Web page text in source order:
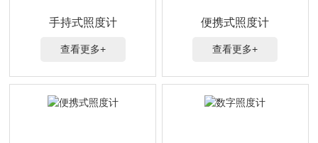
手持式照度计
查看更多+
便携式照度计
查看更多+